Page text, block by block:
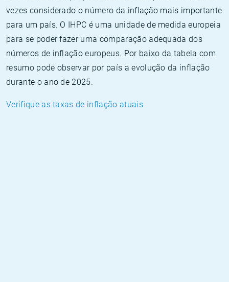
vezes considerado o número da inflação mais importante
para um país. O IHPC é uma unidade de medida europeia
para se poder fazer uma comparação adequada dos
números de inflação europeus. Por baixo da tabela com
resumo pode observar por país a evolução da inflação
durante o ano de 2025.
Verifique as taxas de inflação atuais